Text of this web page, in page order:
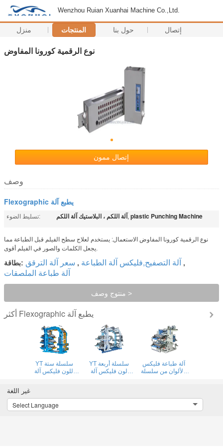
Wenzhou Ruian Xuanhai Machine Co.,Ltd.
منزل المنتجات حول بنا إتصال
نوع الرقمية كورونا المفاوض
إتصال ممون
وصف
Flexographic يطبع آلة
تسليط الضوء: آلة اللكم ، البلاستيك آلة اللكم, plastic Punching Machine
نوع الرقمية كورونا المفاوض الاستعمال: يستخدم لعلاج سطح الفيلم قبل الطباعة مما
يجعل الكلمات والصور في الفيلم أقوى.
بطاقة: سعر آلة الترقق , آلة التصفيح,فليكس آلة الطباعة ,
آلة طباعة الملصقات
منتوج وصف >
Flexographic يطبع آلة
YT سلسلة ستة
اللون فليكس آلة
YT سلسلة أربعة
لون فليكس آلة
آلة طباعة فليكس
بالألوان من سلسلة
غير اللغة
Select Language